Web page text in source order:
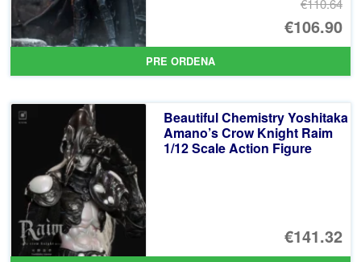
El
€106.90
El
PRE ORDENA
Beautiful Chemistry Yoshitaka
Amano’s Crow Knight Raim
1/12 Scale Action Figure
€141.32